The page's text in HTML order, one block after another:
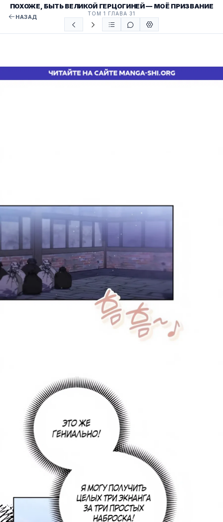
НАЗАД
ПОХОЖЕ, БЫТЬ ВЕЛИКОЙ ГЕРЦОГИНЕЙ — МОЁ ПРИЗВАНИЕ
ТОМ 1 ГЛАВА 31